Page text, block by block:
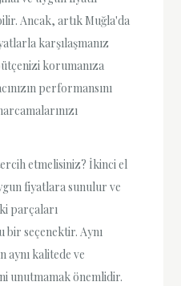
Ancak, artık Muğla'da
karşılaşmanız
korumanıza
performansını
etmelisiniz? İkinci el
fiyatlara sunulur ve
parçaları
bir seçenektir. Aynı
aynı kalitede ve
unutmamak önemlidir.